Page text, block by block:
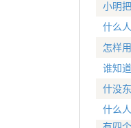
小明
什么
怎样
谁知
什没
什么